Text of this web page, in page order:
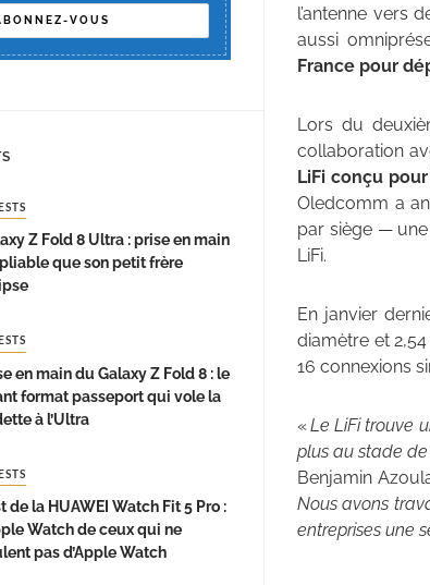
l’antenne vers
aussi
France pour
Lors du
collaboration
LiFi conçu
Oledcomm a
par siège —
LiFi.
En janvier
diamètre et
16 connexions
«Le LiFi trouve
plus au stade
Benjamin
Nous avons
entreprises une
TESTS
Z Fold 8 Ultra : prise en main
que son petit frère
TESTS
en main du Galaxy Z Fold 8 : le
format passeport qui vole la
à l’Ultra
TESTS
de la HUAWEI Watch Fit 5 Pro :
Watch de ceux qui ne
pas d’Apple Watch